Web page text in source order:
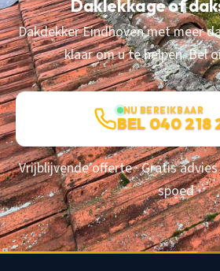
Daklekkage of
Dakdekker Eindhoven met meer
klaar om u te helpen. Bel
NU BEREIKBAAR
BEL 040 218
Vrijblijvende offerte · Gratis
spoed